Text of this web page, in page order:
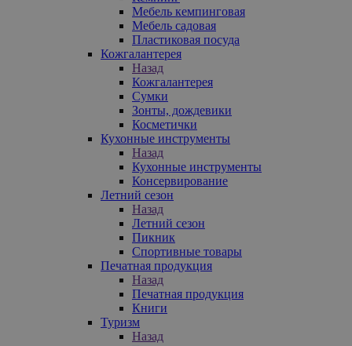
Мебель кемпинговая
Мебель садовая
Пластиковая посуда
Кожгалантерея
Назад
Кожгалантерея
Сумки
Зонты, дождевики
Косметички
Кухонные инструменты
Назад
Кухонные инструменты
Консервирование
Летний сезон
Назад
Летний сезон
Пикник
Спортивные товары
Печатная продукция
Назад
Печатная продукция
Книги
Туризм
Назад